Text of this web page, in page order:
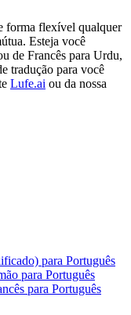
forma flexível qualquer
Esteja você
de Francês para Urdu,
tradução para você
Lufe.ai ou da nossa
para Português
para Português
para Português